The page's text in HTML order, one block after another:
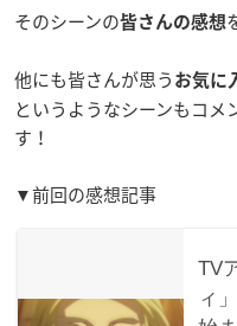
そのシーンの皆さんの感想
他にも皆さんが思う お気に
というようなシーンもコ
す！
▼前回の感想記事